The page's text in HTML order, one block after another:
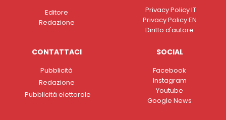
Editore
Redazione
Privacy Policy IT
Privacy Policy EN
Diritto d'autore
CONTATTACI
Pubblicità
Redazione
Pubblicità elettorale
SOCIAL
Facebook
Instagram
Youtube
Google News